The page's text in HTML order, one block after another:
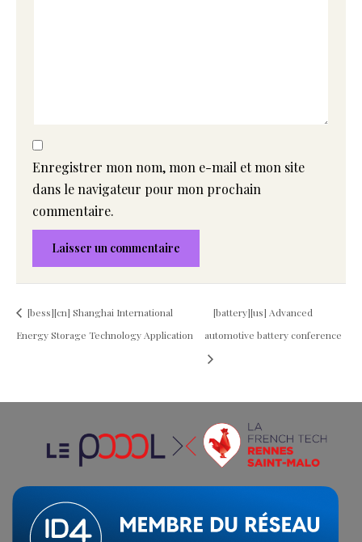
Enregistrer mon nom, mon e-mail et mon site
dans le navigateur pour mon prochain
commentaire.
[bess][cn] Shanghai International
Energy Storage Technology Application
[battery][us] Advanced
automotive battery conference